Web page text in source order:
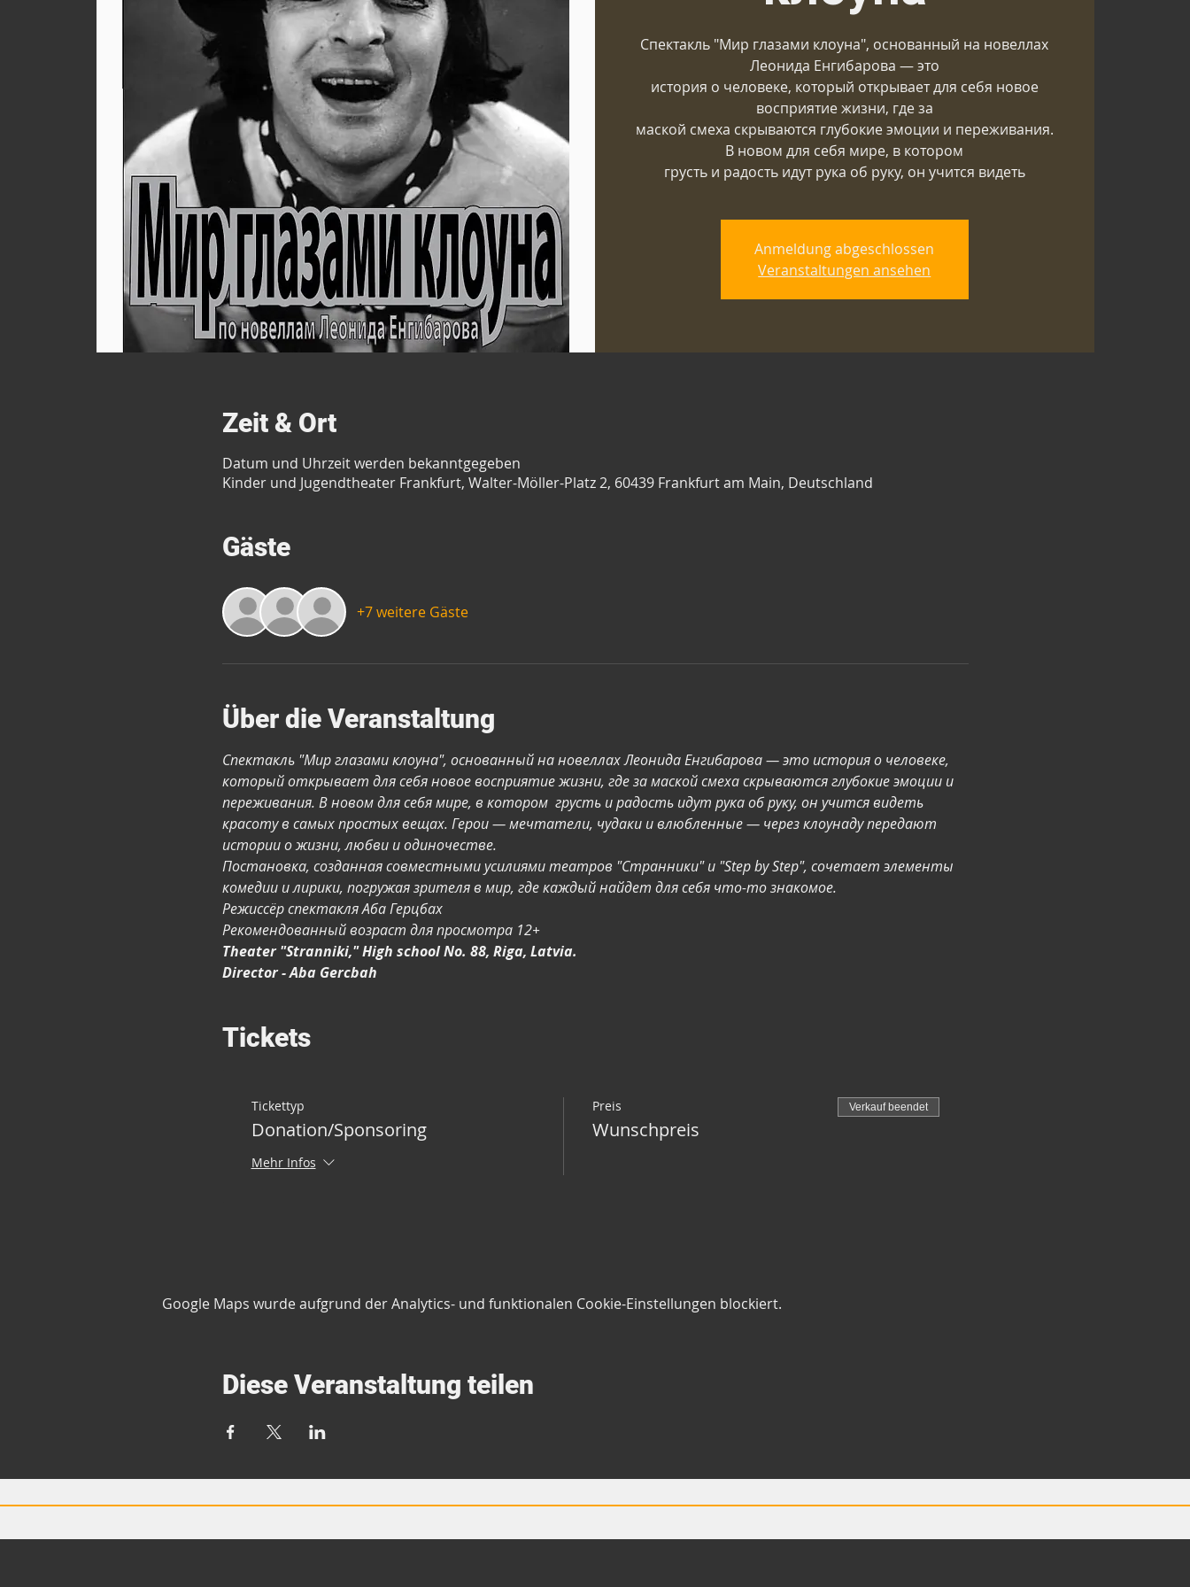
Спектакль "Мир глазами клоуна", основанный на новеллах
Леонида Енгибарова — это
история о человеке, который открывает для себя новое
восприятие жизни, где за
маской смеха скрываются глубокие эмоции и переживания.
В новом для себя мире, в котором
грусть и радость идут рука об руку, он учится видеть
Anmeldung abgeschlossen
Veranstaltungen ansehen
Zeit & Ort
Datum und Uhrzeit werden bekanntgegeben
Kinder und Jugendtheater Frankfurt, Walter-Möller-Platz 2, 60439 Frankfurt am Main, Deutschland
Gäste
+7 weitere Gäste
Über die Veranstaltung
Спектакль "Мир глазами клоуна", основанный на новеллах Леонида Енгибарова — это история о человеке,
который открывает для себя новое восприятие жизни, где за маской смеха скрываются глубокие эмоции и
переживания. В новом для себя мире, в котором  грусть и радость идут рука об руку, он учится видеть
красоту в самых простых вещах. Герои — мечтатели, чудаки и влюбленные — через клоунаду передают
истории о жизни, любви и одиночестве.
Постановка, созданная совместными усилиями театров "Странники" и "Step by Step", сочетает элементы
комедии и лирики, погружая зрителя в мир, где каждый найдет для себя что-то знакомое.
Режиссёр спектакля Аба Герцбах
Рекомендованный возраст для просмотра 12+
Theater "Stranniki," High school No. 88, Riga, Latvia.
Director - Aba Gercbah
Tickets
Tickettyp
Donation/Sponsoring
Mehr Infos
Preis
Wunschpreis
Verkauf beendet
Google Maps wurde aufgrund der Analytics- und funktionalen Cookie-Einstellungen blockiert.
Diese Veranstaltung teilen